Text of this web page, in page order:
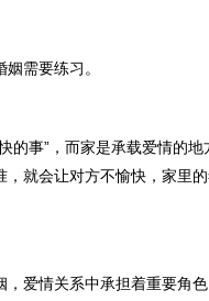
需要练习。
的事”，而家是承载爱情的
，就会让对方不愉快，家里
，爱情关系中承担着重要角